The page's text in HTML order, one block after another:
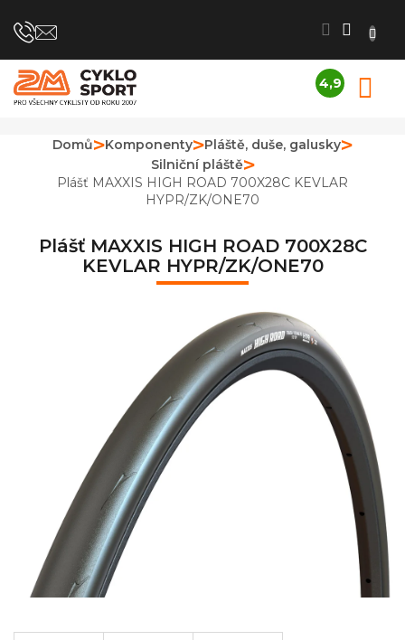
na
4,9
obchodu
je
z
Domů Komponenty
Pláště, duše, galusky
Silniční pláště
Plášť MAXXIS HIGH ROAD 700X28C KEVLAR
HYPR/ZK/ONE70
Plášť MAXXIS HIGH ROAD 700X28C
KEVLAR HYPR/ZK/ONE70